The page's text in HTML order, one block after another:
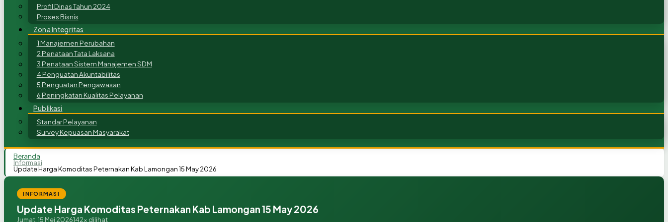
Profil Dinas Tahun 2024
Proses Bisnis
Zona Integritas
1 Manajemen Perubahan
2 Penataan Tata Laksana
3 Penataan Sistem Manajemen SDM
4 Penguatan Akuntabilitas
5 Penguatan Pengawasan
6 Peningkatan Kualitas Pelayanan
Publikasi
Standar Pelayanan
Survey Kepuasan Masyarakat
Beranda
Informasi
Update Harga Komoditas Peternakan Kab Lamongan 15 May 2026
INFORMASI
Update Harga Komoditas Peternakan Kab Lamongan 15 May 2026
Jumat, 15 Mei 2026142x dilihat